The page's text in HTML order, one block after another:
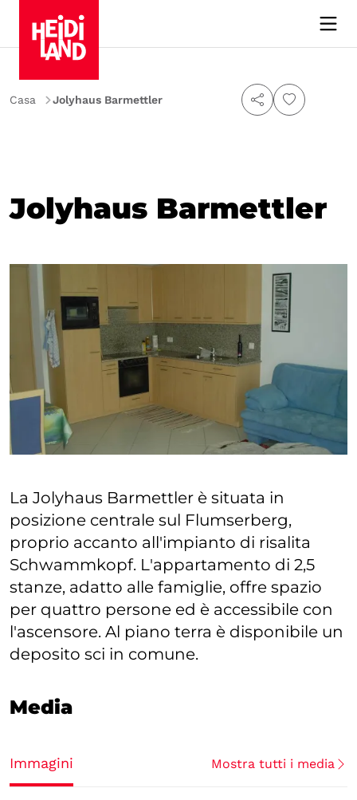
Casa Jolyhaus Barmettler
Jolyhaus Barmettler
La Jolyhaus Barmettler è situata in
posizione centrale sul Flumserberg,
proprio accanto all'impianto di risalita
Schwammkopf. L'appartamento di 2,5
stanze, adatto alle famiglie, offre spazio
per quattro persone ed è accessibile con
l'ascensore. Al piano terra è disponibile un
deposito sci in comune.
Media
Immagini Mostra tutti i media